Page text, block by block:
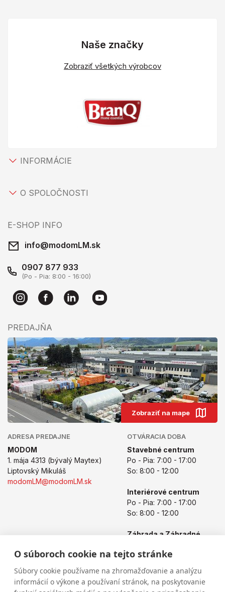
O súboroch cookie na tejto stránke
Súbory cookie používame na zhromažďovanie a analýzu
informácií o výkone a používaní stránok, na poskytovanie
Naše značky
Zobraziť všetkých výrobcov
INFORMÁCIE
O SPOLOČNOSTI
E-SHOP INFO
info@modomLM.sk
0907 877 933
(Po - Pia: 8:00 - 16:00)
PREDAJŇA
Zobraziť na mape
ADRESA PREDAJNE
MODOM
1. mája 4313 (bývalý Maytex)
Liptovský Mikuláš
modomLM@modomLM.sk
OTVÁRACIA DOBA
Stavebné centrum
Po - Pia: 7:00 - 17:00
So: 8:00 - 12:00
Interiérové centrum
Po - Pia: 7:00 - 17:00
So: 8:00 - 12:00
Záhrada a Záhradné
Po - Pia: 8:00 - 17:00
So: 8:00 - 12:00